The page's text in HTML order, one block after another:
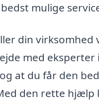
mulige
din virksomhed
med eksperter
at du får den
den rette